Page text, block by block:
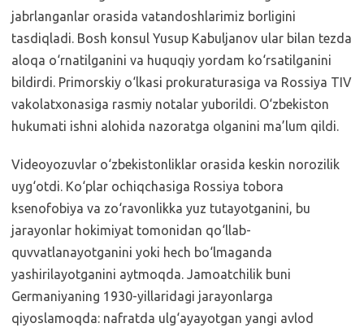
jabrlanganlar orasida vatandoshlarimiz borligini
tasdiqladi. Bosh konsul Yusup Kabuljanov ular bilan tezda
aloqa o‘rnatilganini va huquqiy yordam ko‘rsatilganini
bildirdi. Primorskiy o‘lkasi prokuraturasiga va Rossiya TIV
vakolatxonasiga rasmiy notalar yuborildi. O‘zbekiston
hukumati ishni alohida nazoratga olganini ma’lum qildi.
Videoyozuvlar o‘zbekistonliklar orasida keskin norozilik
uyg‘otdi. Ko‘plar ochiqchasiga Rossiya tobora
ksenofobiya va zo‘ravonlikka yuz tutayotganini, bu
jarayonlar hokimiyat tomonidan qo‘llab-
quvvatlanayotganini yoki hech bo‘lmaganda
yashirilayotganini aytmoqda. Jamoatchilik buni
Germaniyaning 1930-yillaridagi jarayonlarga
qiyoslamoqda: nafratda ulg‘ayayotgan yangi avlod